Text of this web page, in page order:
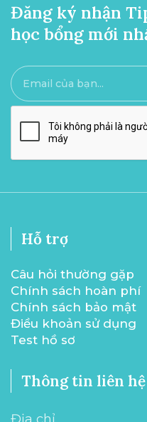
Đăng ký nhận
học bổng mới
Hỗ trợ
Câu hỏi thường gặp
Chính sách hoàn phí
Chính sách bảo mật
Điều khoản sử dụng
Test hồ sơ
Thông tin liên hệ